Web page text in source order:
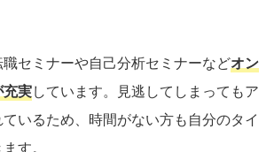
セミナーや自己分析セミナーなどオン
実しています。見逃してしまってもア
いるため、時間がない方も自分のタイ
す。